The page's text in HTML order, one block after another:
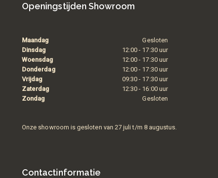
Openingstijden Showroom
Maandag
Gesloten
Dinsdag
12:00 - 17:30 uur
Woensdag
12:00 - 17:30 uur
Donderdag
12:00 - 17:30 uur
Vrijdag
09:30 - 17:30 uur
Zaterdag
12:30 - 16:00 uur
Zondag
Gesloten
Onze showroom is gesloten van 27 juli t/m 8 augustus.
Contactinformatie